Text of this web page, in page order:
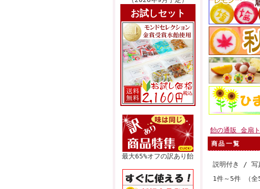
お試しセット
最大65%オフの訳あり飴
飴の通販 金扇
商品一覧
説明付き / 写
1件～5件 （全5